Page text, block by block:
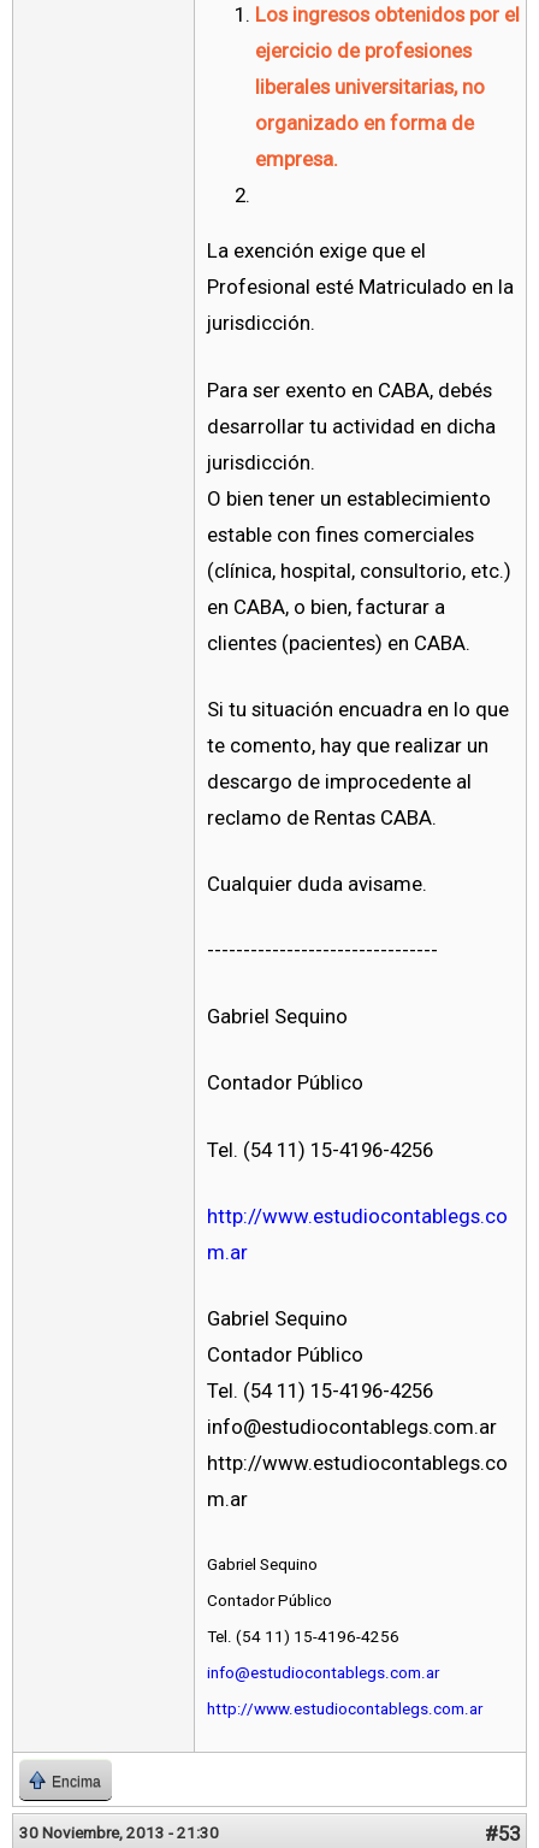
Los ingresos obtenidos por el
ejercicio de profesiones
liberales universitarias, no
organizado en forma de
empresa.
La exención exige que el
Profesional esté Matriculado en la
jurisdicción.
Para ser exento en CABA, debés
desarrollar tu actividad en dicha
jurisdicción.
O bien tener un establecimiento
estable con fines comerciales
(clínica, hospital, consultorio, etc.)
en CABA, o bien, facturar a
clientes (pacientes) en CABA.
Si tu situación encuadra en lo que
te comento, hay que realizar un
descargo de improcedente al
reclamo de Rentas CABA.
Cualquier duda avisame.
--------------------------------
Gabriel Sequino
Contador Público
Tel. (54 11) 15-4196-4256
http://www.estudiocontablegs.co
m.ar
Gabriel Sequino
Contador Público
Tel. (54 11) 15-4196-4256
info@estudiocontablegs.com.ar
http://www.estudiocontablegs.co
m.ar
Gabriel Sequino
Contador Público
Tel. (54 11) 15-4196-4256
info@estudiocontablegs.com.ar
http://www.estudiocontablegs.com.ar
Encima
30 Noviembre, 2013 - 21:30 #53